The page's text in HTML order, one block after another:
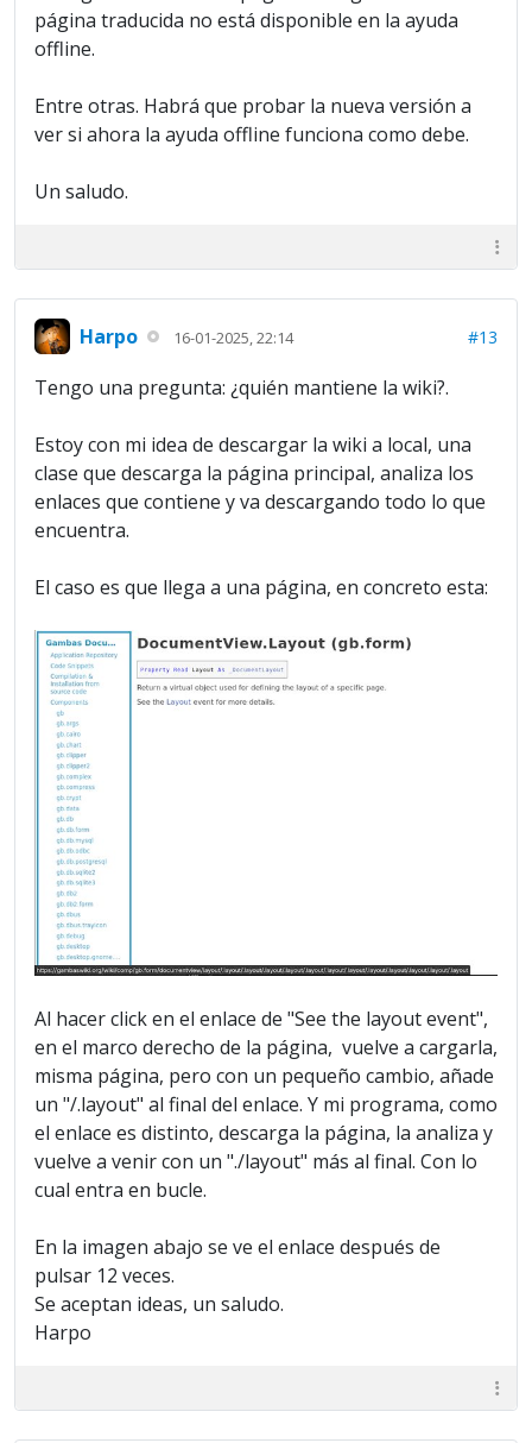
página traducida no está disponible en la ayuda
offline.
Entre otras. Habrá que probar la nueva versión a
ver si ahora la ayuda offline funciona como debe.
Un saludo.
Harpo 16-01-2025, 22:14 #13
Tengo una pregunta: ¿quién mantiene la wiki?.
Estoy con mi idea de descargar la wiki a local, una
clase que descarga la página principal, analiza los
enlaces que contiene y va descargando todo lo que
encuentra.
El caso es que llega a una página, en concreto esta:
Al hacer click en el enlace de "See the layout event",
en el marco derecho de la página, vuelve a cargarla,
misma página, pero con un pequeño cambio, añade
un "/.layout" al final del enlace. Y mi programa, como
el enlace es distinto, descarga la página, la analiza y
vuelve a venir con un "./layout" más al final. Con lo
cual entra en bucle.
En la imagen abajo se ve el enlace después de
pulsar 12 veces.
Se aceptan ideas, un saludo.
Harpo